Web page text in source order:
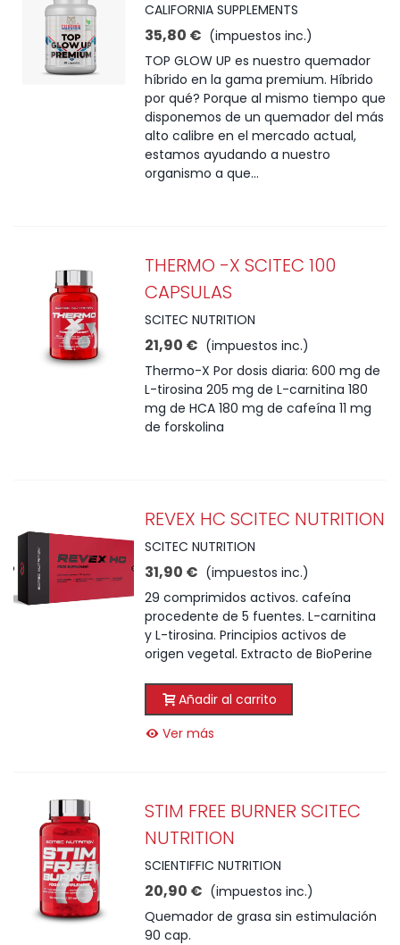
CALIFORNIA SUPPLEMENTS
35,80 € (impuestos inc.)
TOP GLOW UP es nuestro quemador
híbrido en la gama premium. Híbrido
por qué? Porque al mismo tiempo que
disponemos de un quemador del más
alto calibre en el mercado actual,
estamos ayudando a nuestro
organismo a que...
THERMO -X SCITEC 100
CAPSULAS
SCITEC NUTRITION
21,90 € (impuestos inc.)
Thermo-X Por dosis diaria: 600 mg de
L-tirosina 205 mg de L-carnitina 180
mg de HCA 180 mg de cafeína 11 mg
de forskolina
REVEX HC SCITEC NUTRITION
SCITEC NUTRITION
31,90 € (impuestos inc.)
29 comprimidos activos. cafeína
procedente de 5 fuentes. L-carnitina
y L-tirosina. Principios activos de
origen vegetal. Extracto de BioPerine
Añadir al carrito
Ver más
STIM FREE BURNER SCITEC
NUTRITION
SCIENTIFFIC NUTRITION
20,90 € (impuestos inc.)
Quemador de grasa sin estimulación
90 cap.